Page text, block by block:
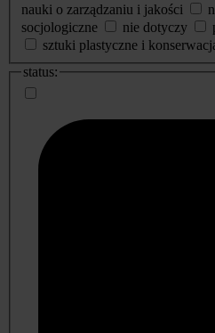
nauki o zarządzaniu i jakości
socjologiczne
nie dotyczy
sztuki plastyczne i
status: